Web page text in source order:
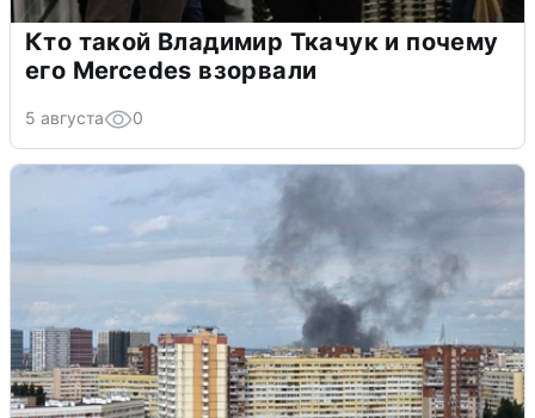
Кто такой Владимир Ткачук и почему
его Mercedes взорвали
5 августа 0